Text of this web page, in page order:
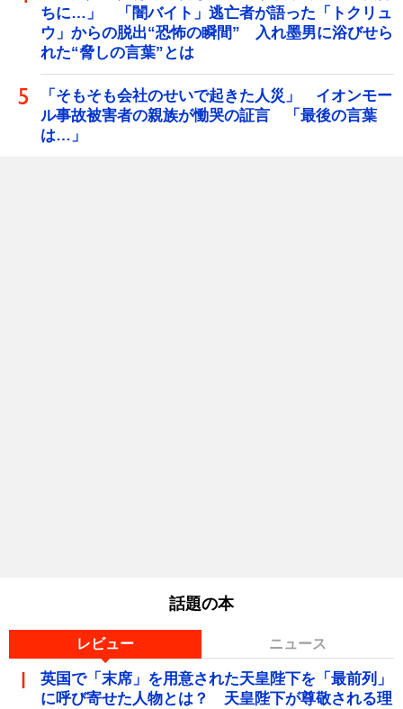
ちに…」 「闇バイト」逃亡者が語った「トクリュ
ウ」からの脱出“恐怖の瞬間” 入れ墨男に浴びせら
れた“脅しの言葉”とは
「そもそも会社のせいで起きた人災」 イオンモー
ル事故被害者の親族が慟哭の証言 「最後の言葉
は…」
話題の本
レビュー ニュース
英国で「末席」を用意された天皇陛下を「最前列」
に呼び寄せた人物とは？ 天皇陛下が尊敬される理